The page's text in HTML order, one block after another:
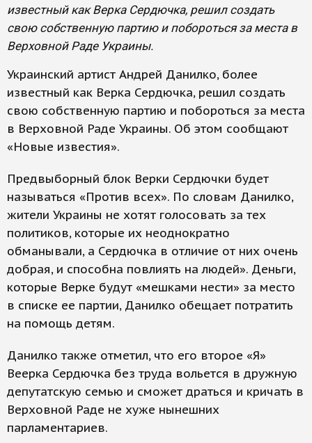
известный как Верка Сердючка, решил создать
свою собственную партию и побороться за места в
Верховной Раде Украины.
Украинский артист Андрей Данилко, более
известный как Верка Сердючка, решил создать
свою собственную партию и побороться за места
в Верховной Раде Украины. Об этом сообщают
«Новые известия».
Предвыборный блок Верки Сердючки будет
называться «Против всех». По словам Данилко,
жители Украины не хотят голосовать за тех
политиков, которые их неоднократно
обманывали, а Сердючка в отличие от них очень
добрая, и способна повлиять на людей». Деньги,
которые Верке будут «мешками нести» за место
в списке ее партии, Данилко обещает потратить
на помощь детям.
Данилко также отметил, что его второе «Я»
Веерка Сердючка без труда вольется в дружную
депутатскую семью и сможет драться и кричать в
Верховной Раде не хуже нынешних
парламентариев.